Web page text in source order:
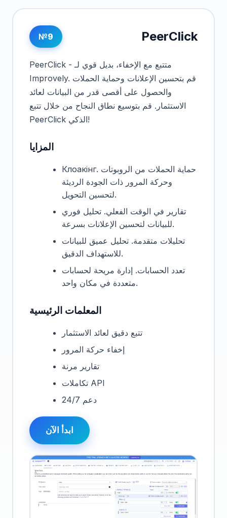
№9 PeerClick
PeerClick - متتبع مع الإخفاء، بديل قوي لـ
Improvely. قم بتحسين الإعلانات وحماية الحملات
والحصول على أقصى قدر من البيانات لعائد
الاستثمار. قم بتوسيع نطاق النجاح من خلال تتبع
PeerClick الذكي!
المزايا
Клоакінг. حماية الحملات من الروبوتات
وحركة المرور ذات الجودة الرديئة
لتحسين التحويل.
تقارير في الوقت الفعلي. تحليل فوري
للبيانات لتحسين الإعلانات بسرعة.
تحليلات متقدمة. تحليل عميق للبيانات
للاستهداف الدقيق.
تعدد الحسابات. إدارة مريحة لحسابات
متعددة في مكان واحد.
المعلمات الرئيسية
تتبع دقيق لعائد الاستثمار
إخفاء حركة المرور
تقارير مرنة
تكاملات API
دعم 24/7
ابدأ الآن